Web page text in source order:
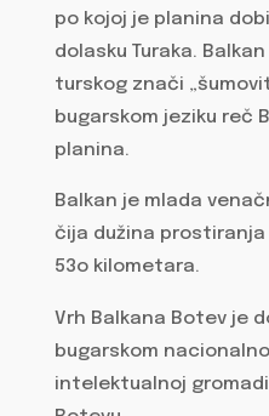
po kojoj je planina
dolasku Turaka.
turskog znači
bugarskom jeziku reč
planina.
Balkan je mlada
čija dužina prostiranja
53o kilometara.
Vrh Balkana Botev je
bugarskom
intelektualnoj